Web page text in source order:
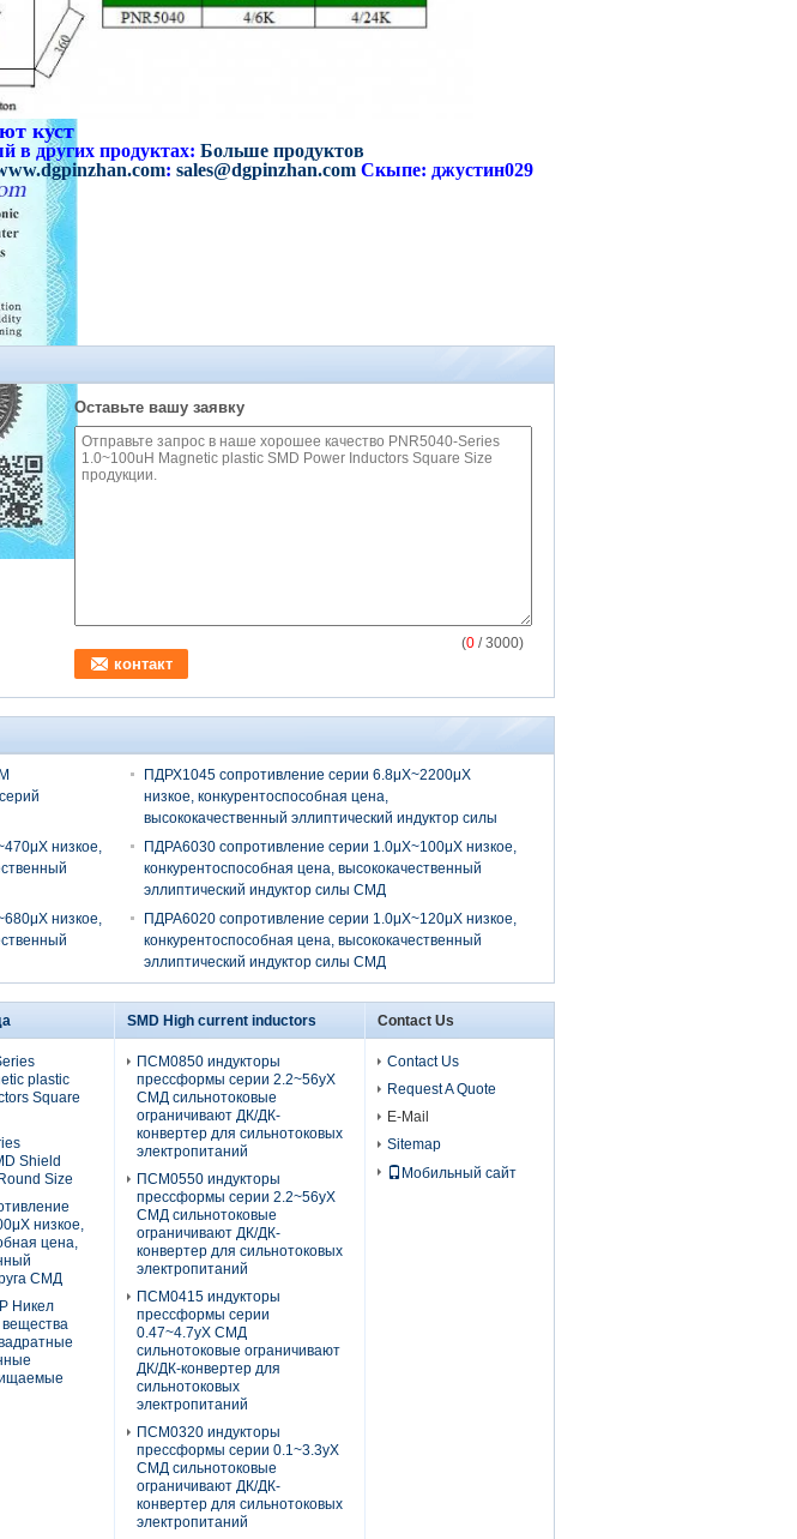
куст
в других продуктах: Больше продуктов
: sales@dgpinzhan.com Скыпе: джустин029
Оставьте вашу заявку
(0 / 3000)
ПДРХ1045 сопротивление серии 6.8μХ~2200μХ
низкое, конкурентоспособная цена,
высококачественный эллиптический индуктор силы
СМД
низкое,
ПДРА6030 сопротивление серии 1.0μХ~100μХ низкое,
конкурентоспособная цена, высококачественный
эллиптический индуктор силы СМД
низкое,
ПДРА6020 сопротивление серии 1.0μХ~120μХ низкое,
конкурентоспособная цена, высококачественный
эллиптический индуктор силы СМД
plastic
Square
Shield
Size
низкое,
цена,
СМД
Никел
SMD High current inductors
ПСМ0850 индукторы
прессформы серии 2.2~56уХ
СМД сильнотоковые
ограничивают ДК/ДК-
конвертер для сильнотоковых
электропитаний
ПСМ0550 индукторы
прессформы серии 2.2~56уХ
СМД сильнотоковые
ограничивают ДК/ДК-
конвертер для сильнотоковых
электропитаний
ПСМ0415 индукторы
прессформы серии
0.47~4.7уХ СМД
сильнотоковые ограничивают
ДК/ДК-конвертер для
сильнотоковых
электропитаний
ПСМ0320 индукторы
прессформы серии 0.1~3.3уХ
СМД сильнотоковые
ограничивают ДК/ДК-
конвертер для сильнотоковых
электропитаний
Contact Us
Contact Us
Request A Quote
E-Mail
Sitemap
Мобильный сайт